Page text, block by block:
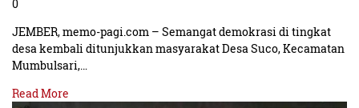
0
JEMBER, memo-pagi.com – Semangat demokrasi di tingkat
desa kembali ditunjukkan masyarakat Desa Suco, Kecamatan
Mumbulsari,…
Read More